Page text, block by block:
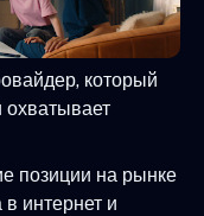
который
охватывает
позиции на рынке
в интернет и